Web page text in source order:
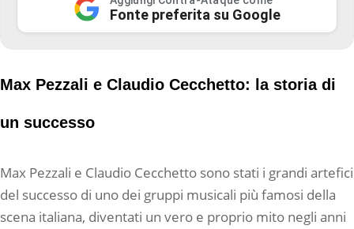
Fonte preferita su Google
Max Pezzali e Claudio Cecchetto: la storia di
un successo
Max Pezzali e Claudio Cecchetto sono stati i grandi artefici
del successo di uno dei gruppi musicali più famosi della
scena italiana, diventati un vero e proprio mito negli anni